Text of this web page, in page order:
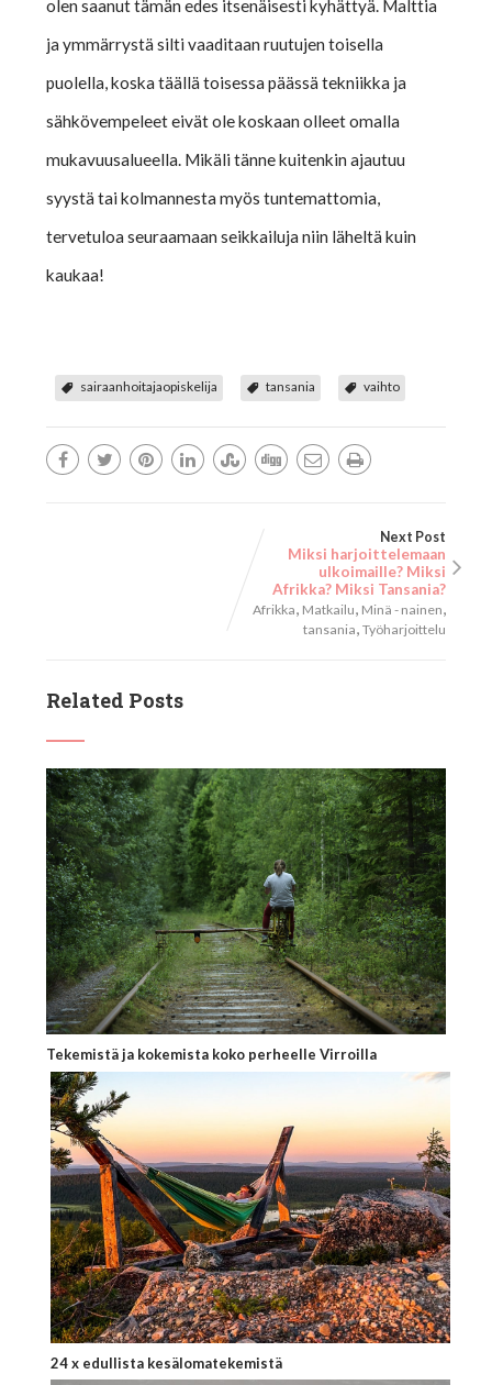
olen saanut tämän edes itsenäisesti kyhättyä. Malttia
ja ymmärrystä silti vaaditaan ruutujen toisella
puolella, koska täällä toisessa päässä tekniikka ja
sähkövempeleet eivät ole koskaan olleet omalla
mukavuusalueella. Mikäli tänne kuitenkin ajautuu
syystä tai kolmannesta myös tuntemattomia,
tervetuloa seuraamaan seikkailuja niin läheltä kuin
kaukaa!
sairaanhoitajaopiskelija tansania vaihto
Next Post
Miksi harjoittelemaan
ulkoimaille? Miksi
Afrikka? Miksi Tansania?
Afrikka, Matkailu, Minä - nainen,
tansania, Työharjoittelu
Related Posts
Tekemistä ja kokemista koko perheelle Virroilla
24 x edullista kesälomatekemistä